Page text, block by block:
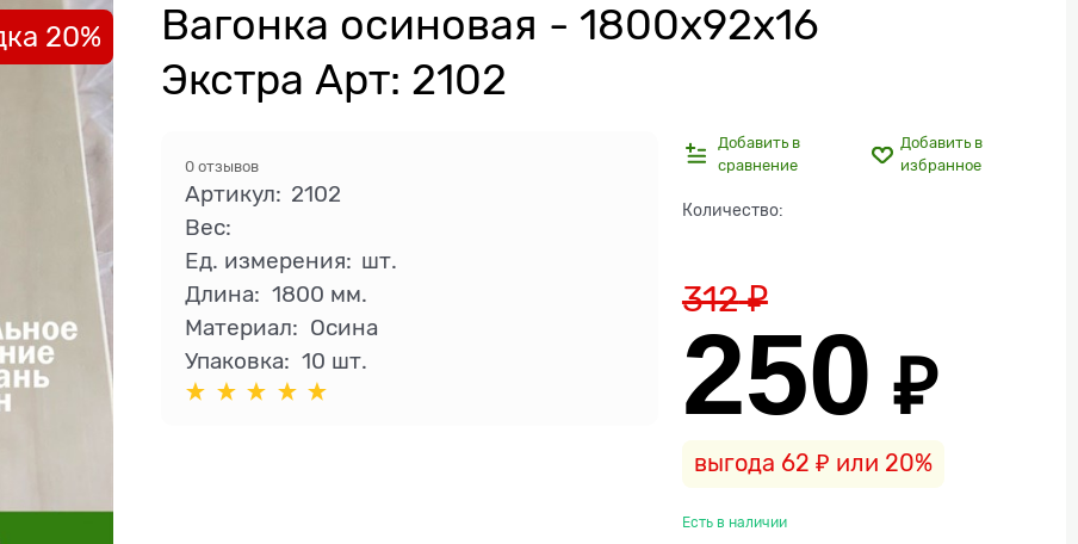
20%
Вагонка осиновая - 1800x92x16
Экстра Арт: 2102
0 отзывов
Артикул: 2102
Вес:
Ед. измерения: шт.
Длина: 1800 мм.
Материал: Осина
Упаковка: 10 шт.
Добавить в
сравнение
Добавить в
избранное
Количество:
312 ₽
250 ₽
выгода 62 ₽ или 20%
Есть в наличии